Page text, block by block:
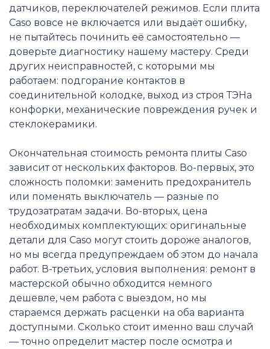
датчиков, переключателей режимов. Если плита
Caso вовсе не включается или выдаёт ошибку,
не пытайтесь починить её самостоятельно —
доверьте диагностику нашему мастеру. Среди
других неисправностей, с которыми мы
работаем: подгорание контактов в
соединительной колодке, выход из строя ТЭНа
конфорки, механические повреждения ручек и
стеклокерамики.
Окончательная стоимость ремонта плиты Caso
зависит от нескольких факторов. Во-первых, это
сложность поломки: заменить предохранитель
или поменять выключатель — разные по
трудозатратам задачи. Во-вторых, цена
необходимых комплектующих: оригинальные
детали для Caso могут стоить дороже аналогов,
но мы всегда предупреждаем об этом до начала
работ. В-третьих, условия выполнения: ремонт в
мастерской обычно обходится немного
дешевле, чем работа с выездом, но мы
стараемся держать расценки на оба варианта
доступными. Сколько стоит именно ваш случай
— точно определит мастер после осмотра и